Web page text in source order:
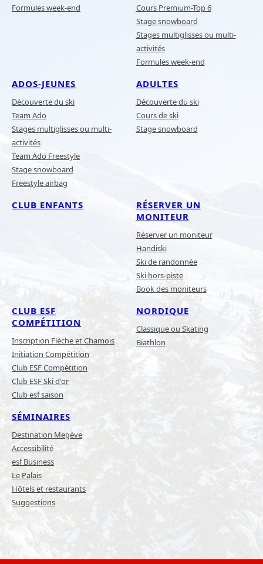
Formules week-end
Cours Premium-Top 6
Stage snowboard
Stages multiglisses ou multi-
activités
Formules week-end
ADOS-JEUNES
Découverte du ski
Team Ado
Stages multiglisses ou multi-
activités
Team Ado Freestyle
Stage snowboard
Freestyle airbag
ADULTES
Découverte du ski
Cours de ski
Stage snowboard
CLUB ENFANTS
RÉSERVER UN
MONITEUR
Réserver un moniteur
Handiski
Ski de randonnée
Ski hors-piste
Book des moniteurs
CLUB ESF
COMPÉTITION
Inscription Flèche et Chamois
Initiation Compétition
Club ESF Compétition
Club ESF Ski d'or
Club esf saison
NORDIQUE
Classique ou Skating
Biathlon
SÉMINAIRES
Destination Megève
Accessibilité
esf Business
Le Palais
Hôtels et restaurants
Suggestions